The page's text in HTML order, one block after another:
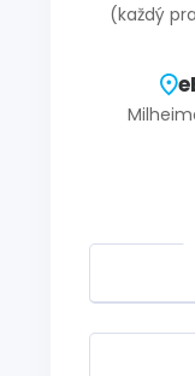
(každý